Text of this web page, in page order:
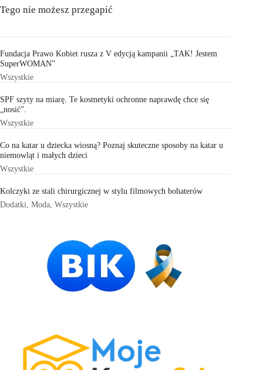
Tego nie możesz przegapić
Fundacja Prawo Kobiet rusza z V edycją kampanii „TAK! Jestem
SuperWOMAN”
Wszystkie
SPF szyty na miarę. Te kosmetyki ochronne naprawdę chce się
„nosić”.
Wszystkie
Co na katar u dziecka wiosną? Poznaj skuteczne sposoby na katar u
niemowląt i małych dzieci
Wszystkie
Kolczyki ze stali chirurgicznej w stylu filmowych bohaterów
Dodatki Moda Wszystkie